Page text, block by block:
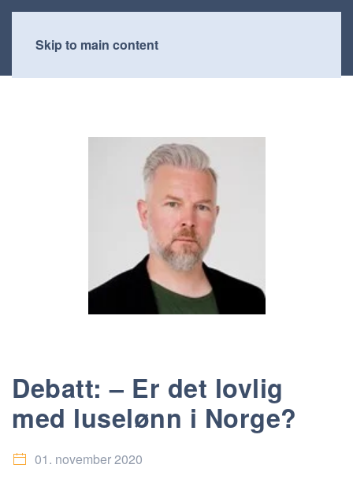
Skip to main content
Debatt: – Er det lovlig
med luselønn i Norge?
01. november 2020